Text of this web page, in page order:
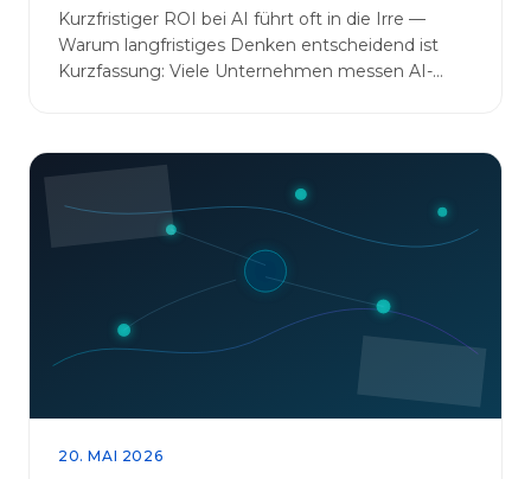
Kurzfristiger ROI bei AI führt oft in die Irre —
Warum langfristiges Denken entscheidend ist
Kurzfassung: Viele Unternehmen messen AI-
20. MAI 2026